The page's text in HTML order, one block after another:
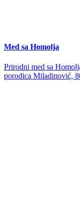
Med sa Homolja
Prirodni med sa
porodica Miladinović,